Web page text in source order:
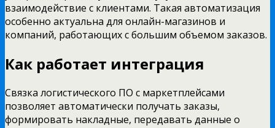
взаимодействие с клиентами. Такая автоматизация
особенно актуальна для онлайн-магазинов и
компаний, работающих с большим объемом заказов.
Как работает интеграция
Связка логистического ПО с маркетплейсами
позволяет автоматически получать заказы,
формировать накладные, передавать данные о